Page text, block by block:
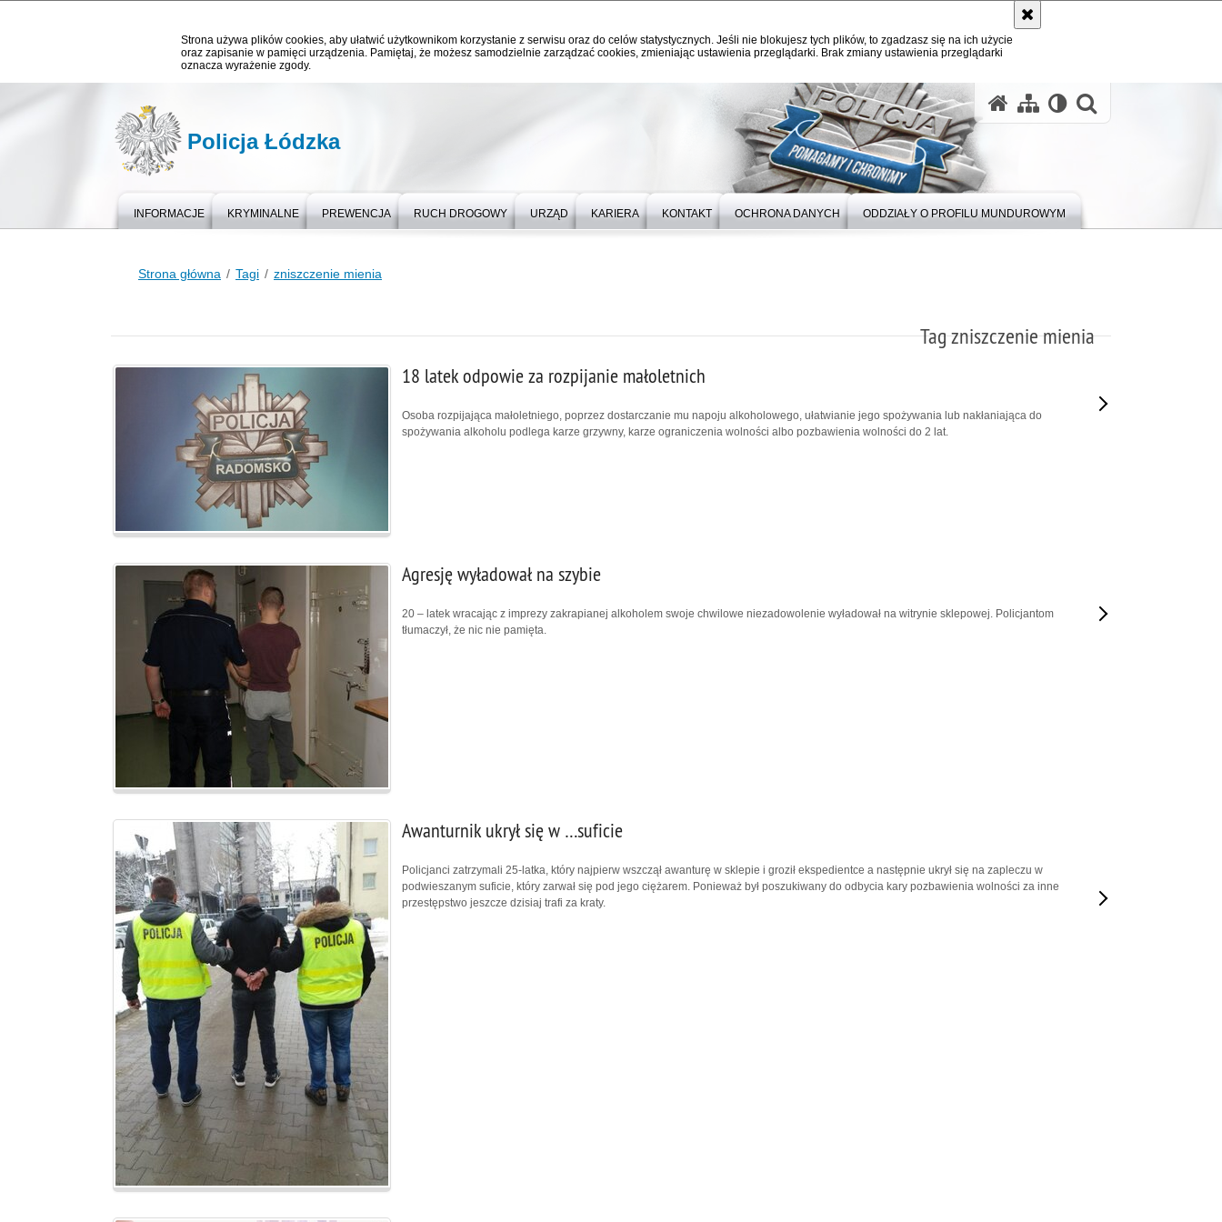
Strona używa plików cookies, aby ułatwić użytkownikom korzystanie z serwisu oraz do celów statystycznych. Jeśli nie blokujesz tych plików, to zgadzasz się na ich użycie
oraz zapisanie w pamięci urządzenia. Pamiętaj, że możesz samodzielnie zarządzać cookies, zmieniając ustawienia przeglądarki. Brak zmiany ustawienia przeglądarki
oznacza wyrażenie zgody.
Policja Łódzka
INFORMACJE KRYMINALNE PREWENCJA RUCH DROGOWY URZĄD KARIERA KONTAKT OCHRONA DANYCH ODDZIAŁY O PROFILU MUNDUROWYM
Strona główna Tagi zniszczenie mienia
Tag zniszczenie mienia
18 latek odpowie za rozpijanie małoletnich
Osoba rozpijająca małoletniego, poprzez dostarczanie mu napoju alkoholowego, ułatwianie jego spożywania lub nakłaniająca do
spożywania alkoholu podlega karze grzywny, karze ograniczenia wolności albo pozbawienia wolności do 2 lat.
Agresję wyładował na szybie
20 – latek wracając z imprezy zakrapianej alkoholem swoje chwilowe niezadowolenie wyładował na witrynie sklepowej. Policjantom
tłumaczył, że nic nie pamięta.
Awanturnik ukrył się w …suficie
Policjanci zatrzymali 25-latka, który najpierw wszczął awanturę w sklepie i groził ekspedientce a następnie ukrył się na zapleczu w
podwieszanym suficie, który zarwał się pod jego ciężarem. Ponieważ był poszukiwany do odbycia kary pozbawienia wolności za inne
przestępstwo jeszcze dzisiaj trafi za kraty.